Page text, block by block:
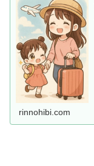
rinnohibi.com